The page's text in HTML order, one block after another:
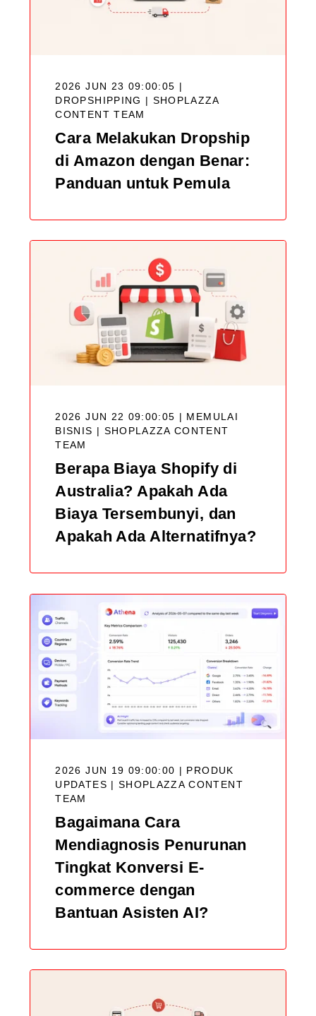
2026 JUN 23 09:00:05 |
DROPSHIPPING | SHOPLAZZA
CONTENT TEAM
Cara Melakukan Dropship
di Amazon dengan Benar:
Panduan untuk Pemula
2026 JUN 22 09:00:05 | MEMULAI
BISNIS | SHOPLAZZA CONTENT
TEAM
Berapa Biaya Shopify di
Australia? Apakah Ada
Biaya Tersembunyi, dan
Apakah Ada Alternatifnya?
2026 JUN 19 09:00:00 | PRODUK
UPDATES | SHOPLAZZA CONTENT
TEAM
Bagaimana Cara
Mendiagnosis Penurunan
Tingkat Konversi E-
commerce dengan
Bantuan Asisten AI?